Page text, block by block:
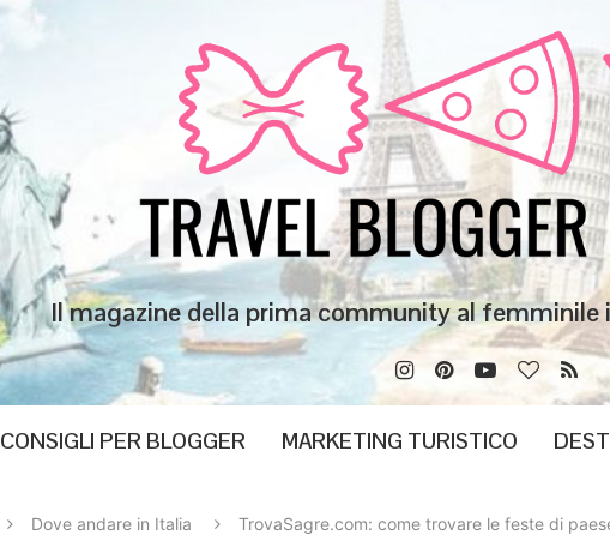
Il magazine della prima community al femminile
CONSIGLI PER BLOGGER MARKETING TURISTICO
Dove andare in Italia TrovaSagre.com: come trovare le feste di